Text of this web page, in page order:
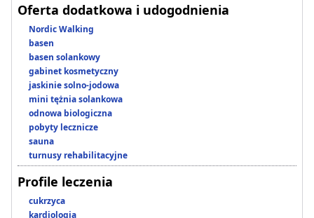
Oferta dodatkowa i udogodnienia
Nordic Walking
basen
basen solankowy
gabinet kosmetyczny
jaskinie solno-jodowa
mini tężnia solankowa
odnowa biologiczna
pobyty lecznicze
sauna
turnusy rehabilitacyjne
Profile leczenia
cukrzyca
kardiologia